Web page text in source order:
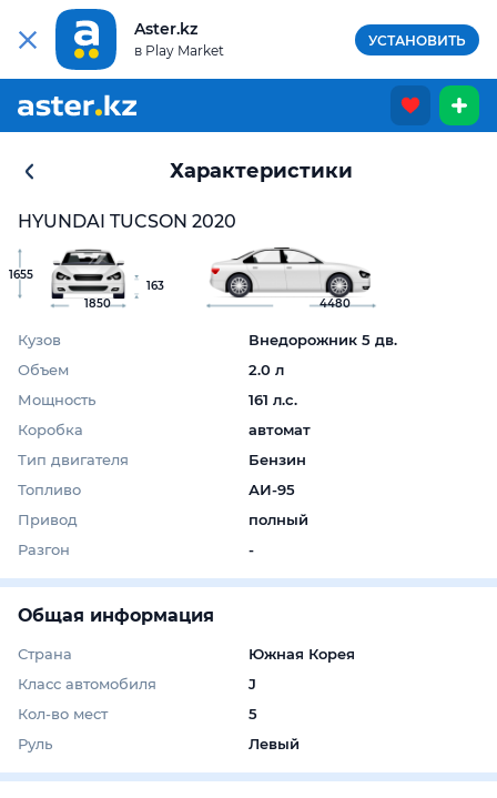
Aster.kz
в Play Market
УСТАНОВИТЬ
Характеристики
HYUNDAI TUCSON 2020
1850
1655
163
4480
Кузов
Внедорожник 5 дв.
Объем
2.0 л
Мощность
161 л.с.
Коробка
автомат
Тип двигателя
Бензин
Топливо
АИ-95
Привод
полный
Разгон
-
Общая информация
Страна
Южная Корея
Класс автомобиля
J
Кол-во мест
5
Руль
Левый